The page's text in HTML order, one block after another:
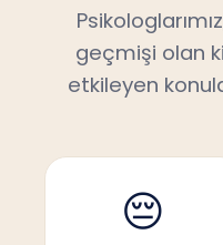
geçmişi olan
etkileyen
😔